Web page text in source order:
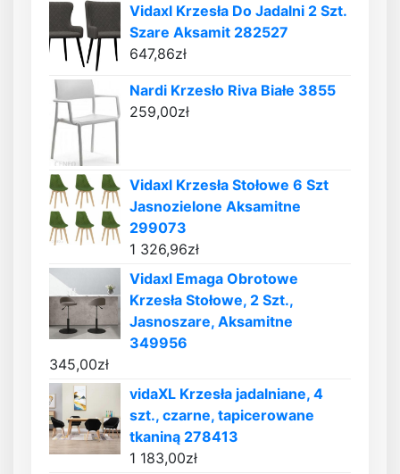
Vidaxl Krzesła Do Jadalni 2 Szt.
Szare Aksamit 282527
647,86zł
Nardi Krzesło Riva Białe 3855
259,00zł
Vidaxl Krzesła Stołowe 6 Szt
Jasnozielone Aksamitne
299073
1 326,96zł
Vidaxl Emaga Obrotowe
Krzesła Stołowe, 2 Szt.,
Jasnoszare, Aksamitne
349956
345,00zł
vidaXL Krzesła jadalniane, 4
szt., czarne, tapicerowane
tkaniną 278413
1 183,00zł